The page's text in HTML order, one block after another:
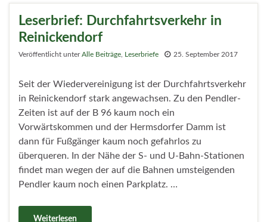
Leserbrief: Durchfahrtsverkehr in
Reinickendorf
Veröffentlicht unterAlle Beiträge Leserbriefe 25. September 2017
Seit der Wiedervereinigung ist der Durchfahrtsverkehr
in Reinickendorf stark angewachsen. Zu den Pendler-
Zeiten ist auf der B 96 kaum noch ein
Vorwärtskommen und der Hermsdorfer Damm ist
dann für Fußgänger kaum noch gefahrlos zu
überqueren. In der Nähe der S- und U-Bahn-Stationen
findet man wegen der auf die Bahnen umsteigenden
Pendler kaum noch einen Parkplatz. …
Weiterlesen